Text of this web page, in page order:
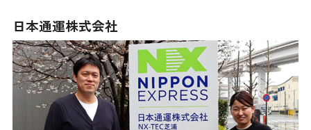
日本通運株式会社